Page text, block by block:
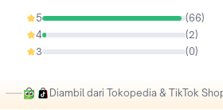
5 (66)
97.06%
4 (2)
2.94%
3 (0)
0%
Diambil dari Tokopedia & TikTok